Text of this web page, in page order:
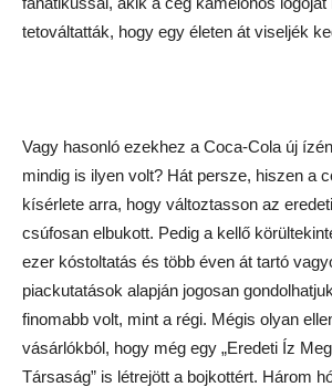
tetováltatták, hogy egy életen át viseljék
Vagy hasonló ezekhez a Coca-Cola új
mindig is ilyen volt? Hát persze, hiszen a
kísérlete arra, hogy változtasson az
csúfosan elbukott. Pedig a kellő
ezer kóstoltatás és több éven át tartó
piackutatások alapján jogosan
finomabb volt, mint a régi. Mégis olyan
vásárlókból, hogy még egy „Eredeti Íz
Társaság” is létrejött a bojkottért. Három